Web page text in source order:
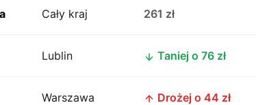
Cały kraj 261 zł
Lublin Taniej o 76 zł
Warszawa Drożej o 44 zł